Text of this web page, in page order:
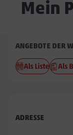
Mein
Penny
Am
Kreisel
ANGEBOTE DER
Als Liste Als
ADRESSE